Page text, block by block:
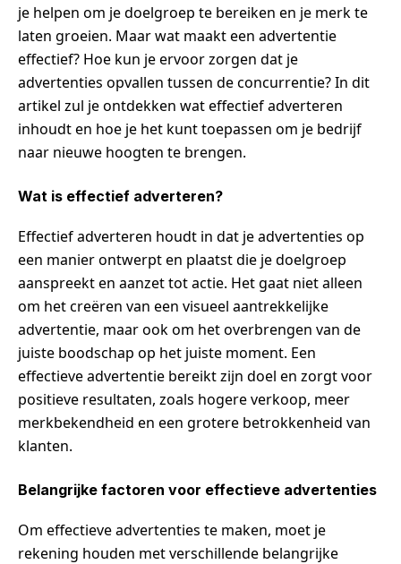
je helpen om je doelgroep te bereiken en je merk te
laten groeien. Maar wat maakt een advertentie
effectief? Hoe kun je ervoor zorgen dat je
advertenties opvallen tussen de concurrentie? In dit
artikel zul je ontdekken wat effectief adverteren
inhoudt en hoe je het kunt toepassen om je bedrijf
naar nieuwe hoogten te brengen.
Wat is effectief adverteren?
Effectief adverteren houdt in dat je advertenties op
een manier ontwerpt en plaatst die je doelgroep
aanspreekt en aanzet tot actie. Het gaat niet alleen
om het creëren van een visueel aantrekkelijke
advertentie, maar ook om het overbrengen van de
juiste boodschap op het juiste moment. Een
effectieve advertentie bereikt zijn doel en zorgt voor
positieve resultaten, zoals hogere verkoop, meer
merkbekendheid en een grotere betrokkenheid van
klanten.
Belangrijke factoren voor effectieve advertenties
Om effectieve advertenties te maken, moet je
rekening houden met verschillende belangrijke